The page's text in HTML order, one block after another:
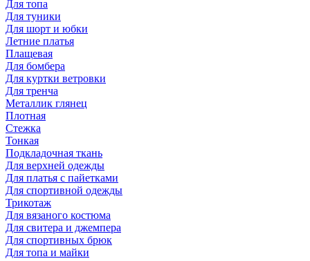
Для топа
Для туники
Для шорт и юбки
Летние платья
Плащевая
Для бомбера
Для куртки ветровки
Для тренча
Металлик глянец
Плотная
Стежка
Тонкая
Подкладочная ткань
Для верхней одежды
Для платья с пайетками
Для спортивной одежды
Трикотаж
Для вязаного костюма
Для свитера и джемпера
Для спортивных брюк
Для топа и майки